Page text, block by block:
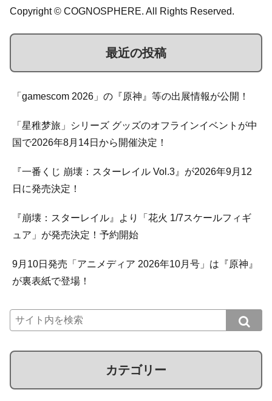
Copyright © COGNOSPHERE. All Rights Reserved.
最近の投稿
「gamescom 2026」の『原神』等の出展情報が公開！
「星稚梦旅」シリーズ グッズのオフラインイベントが中
国で2026年8月14日から開催決定！
『一番くじ 崩壊：スターレイル Vol.3』が2026年9月12
日に発売決定！
『崩壊：スターレイル』より「花火 1/7スケールフィギ
ュア」が発売決定！予約開始
9月10日発売「アニメディア 2026年10月号」は『原神』
が裏表紙で登場！
カテゴリー